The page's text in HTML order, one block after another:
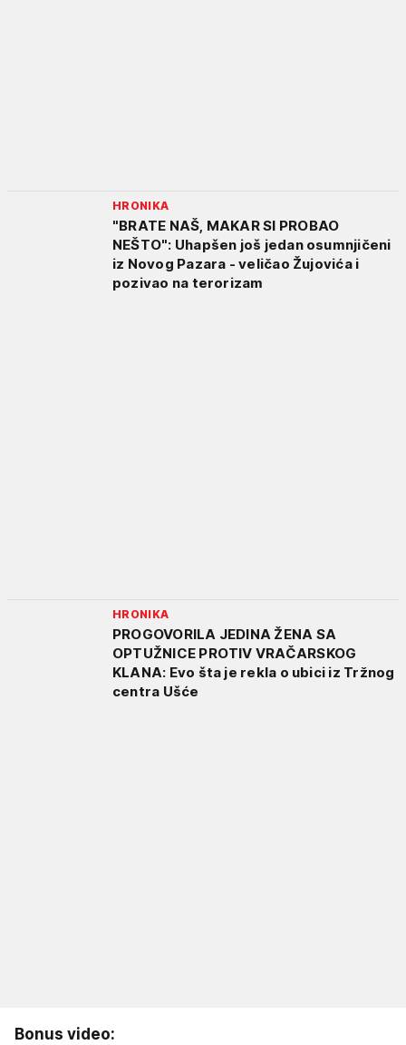
HRONIKA
"BRATE NAŠ, MAKAR SI PROBAO
NEŠTO": Uhapšen još jedan osumnjičeni
iz Novog Pazara - veličao Žujovića i
pozivao na terorizam
HRONIKA
PROGOVORILA JEDINA ŽENA SA
OPTUŽNICE PROTIV VRAČARSKOG
KLANA: Evo šta je rekla o ubici iz Tržnog
centra Ušće
Bonus video: